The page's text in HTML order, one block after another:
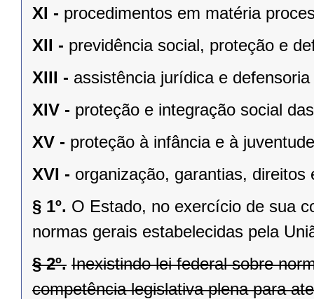
XI - procedimentos em matéria
XII - previdência social, proteção e
XIII - assistência jurídica e
XIV - proteção e integração social
XV - proteção à infância e à
XVI - organização, garantias,
§ 1º. O Estado, no exercício de sua
normas gerais estabelecidas pela
§ 2º. Inexistindo lei federal sobre
competência legislativa plena para